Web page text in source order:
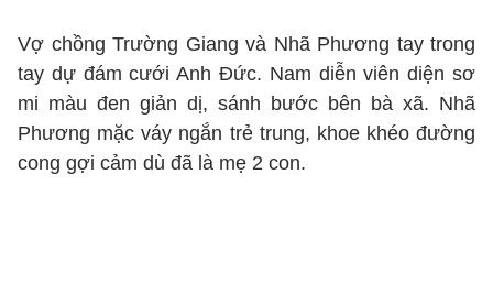
Vợ chồng Trường Giang và Nhã Phương tay trong
tay dự đám cưới Anh Đức. Nam diễn viên diện sơ
mi màu đen giản dị, sánh bước bên bà xã. Nhã
Phương mặc váy ngắn trẻ trung, khoe khéo đường
cong gợi cảm dù đã là mẹ 2 con.